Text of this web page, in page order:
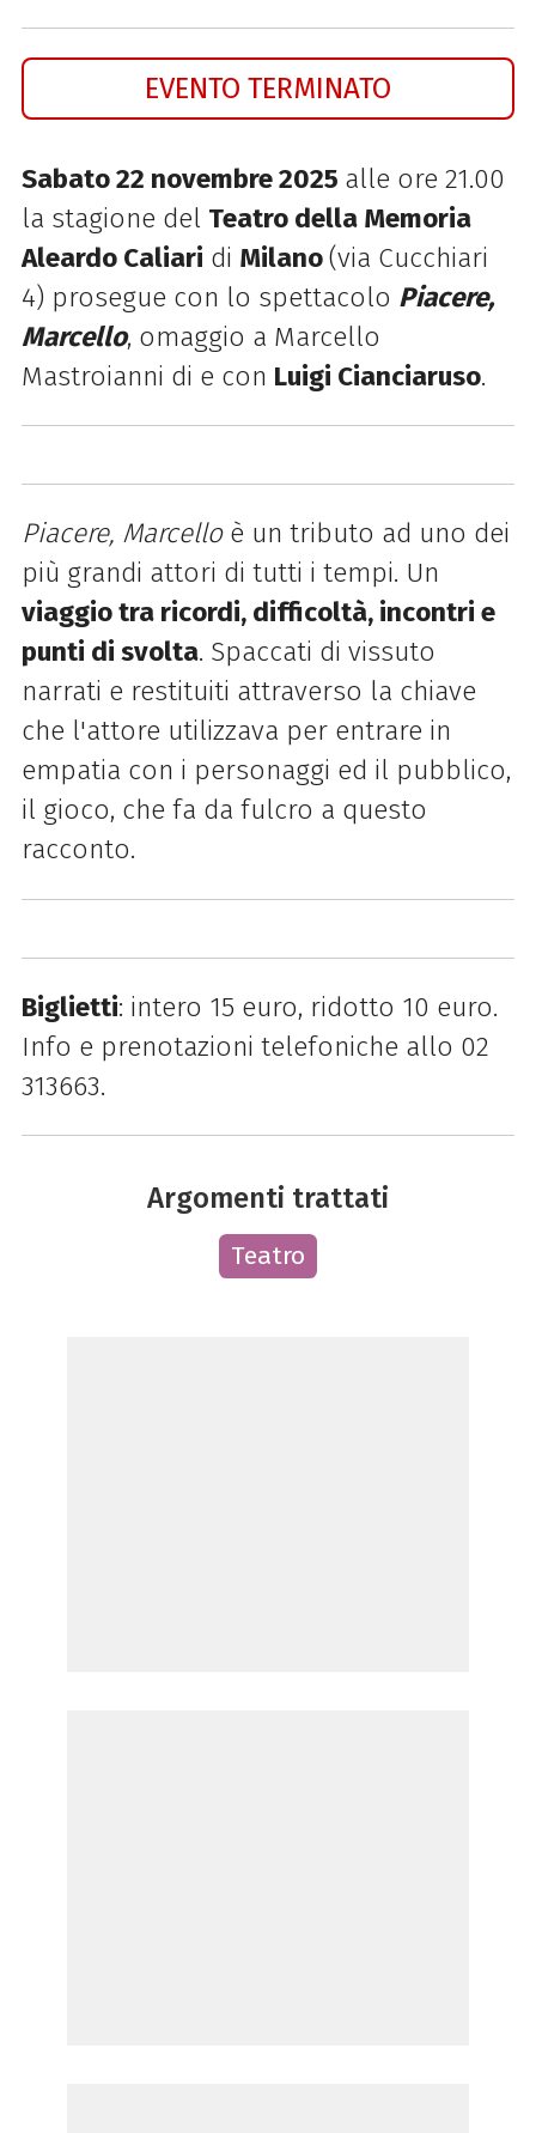
EVENTO TERMINATO
Sabato 22 novembre 2025 alle ore 21.00
la stagione del Teatro della Memoria
Aleardo Caliari di Milano(via Cucchiari
4) prosegue con lo spettacolo Piacere,
Marcello, omaggio a Marcello
Mastroianni di e con Luigi Cianciaruso.
Piacere, Marcelloè un tributo ad uno dei
più grandi attori di tutti i tempi. Un
viaggio tra ricordi, difficoltà, incontri e
punti di svolta. Spaccati di vissuto
narrati e restituiti attraverso la chiave
che l'attore utilizzava per entrare in
empatia con i personaggi ed il pubblico,
il gioco, che fa da fulcro a questo
racconto.
Biglietti: intero 15 euro, ridotto 10 euro.
Info e prenotazioni telefoniche allo 02
313663.
Argomenti trattati
Teatro